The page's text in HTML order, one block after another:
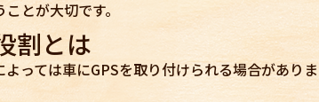
とが大切です。
割とは
っては車にGPSを取り付けられる場合がありま